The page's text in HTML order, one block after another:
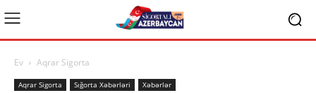
Ev Aqrar Sigorta
Aqrar Sigorta Sığorta Xəbərləri Xəbərlər